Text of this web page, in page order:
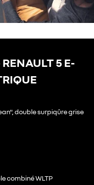
5 E-
double surpiqûre grise
combiné WLTP